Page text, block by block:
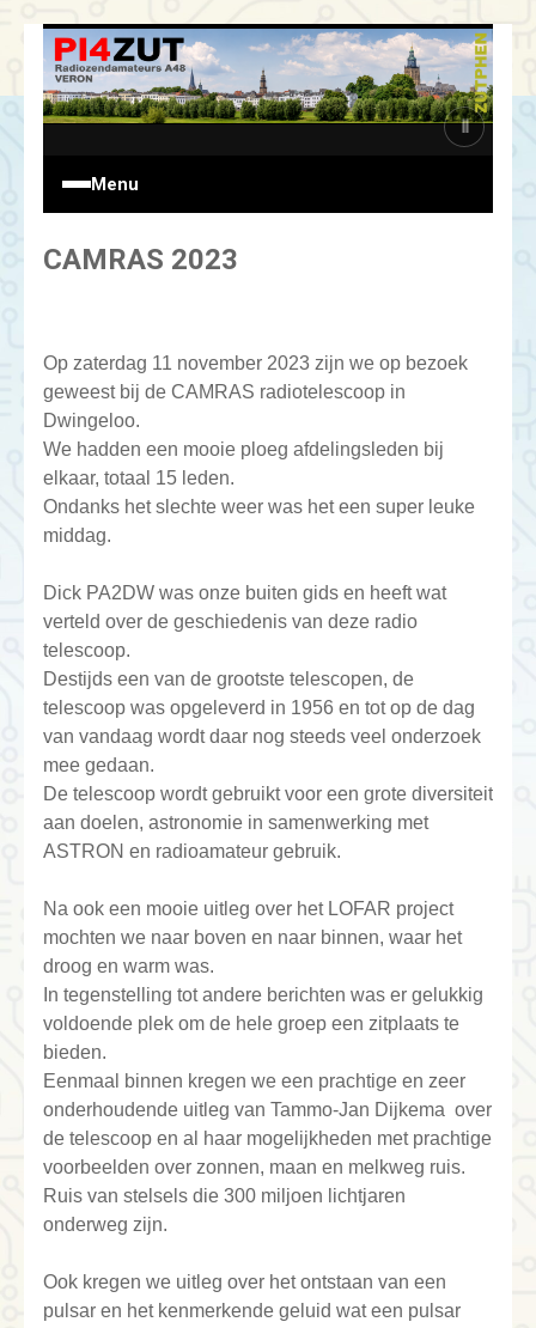
Ga
naar
de
inhoud
Ⅱ
Menu
CAMRAS 2023
Op zaterdag 11 november 2023 zijn we op bezoek
geweest bij de CAMRAS radiotelescoop in
Dwingeloo.
We hadden een mooie ploeg afdelingsleden bij
elkaar, totaal 15 leden.
Ondanks het slechte weer was het een super leuke
middag.
Dick PA2DW was onze buiten gids en heeft wat
verteld over de geschiedenis van deze radio
telescoop.
Destijds een van de grootste telescopen, de
telescoop was opgeleverd in 1956 en tot op de dag
van vandaag wordt daar nog steeds veel onderzoek
mee gedaan.
De telescoop wordt gebruikt voor een grote diversiteit
aan doelen, astronomie in samenwerking met
ASTRON en radioamateur gebruik.
Na ook een mooie uitleg over het LOFAR project
mochten we naar boven en naar binnen, waar het
droog en warm was.
In tegenstelling tot andere berichten was er gelukkig
voldoende plek om de hele groep een zitplaats te
bieden.
Eenmaal binnen kregen we een prachtige en zeer
onderhoudende uitleg van Tammo-Jan Dijkema over
de telescoop en al haar mogelijkheden met prachtige
voorbeelden over zonnen, maan en melkweg ruis.
Ruis van stelsels die 300 miljoen lichtjaren
onderweg zijn.
Ook kregen we uitleg over het ontstaan van een
pulsar en het kenmerkende geluid wat een pulsar